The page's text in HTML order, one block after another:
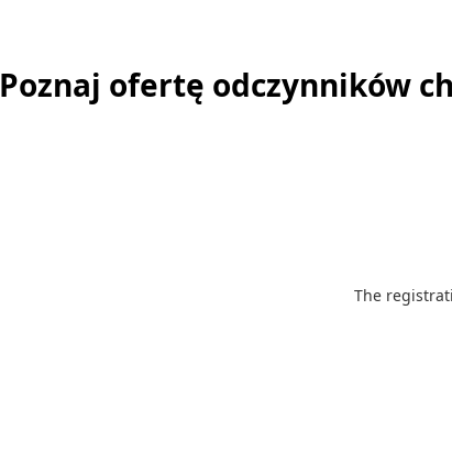
Poznaj ofertę odczynników
The